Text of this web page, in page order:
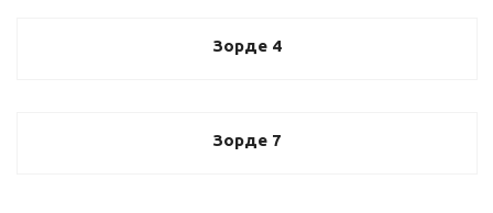
Зорде 4
Зорде 7